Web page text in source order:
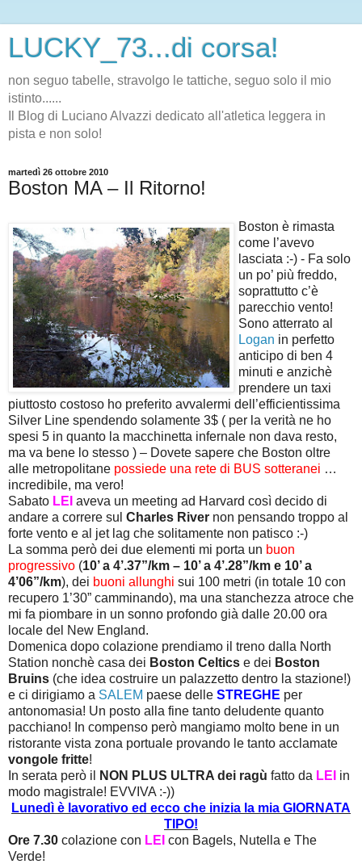
LUCKY_73...di corsa!
non seguo tabelle, stravolgo le tattiche, seguo solo il mio
istinto......
Il Blog di Luciano Alvazzi dedicato all'atletica leggera in
pista e non solo!
martedì 26 ottobre 2010
Boston MA – Il Ritorno!
Boston è rimasta
come l’avevo
lasciata :-) - Fa solo
un po’ più freddo,
soprattutto c’è
parecchio vento!
Sono atterrato al
Logan in perfetto
anticipo di ben 4
minuti e anzichè
prendere un taxi
piuttosto costoso ho preferito avvalermi dell’efficientissima
Silver Line spendendo solamente 3$ ( per la verità ne ho
spesi 5 in quanto la macchinetta infernale non dava resto,
ma va bene lo stesso ) – Dovete sapere che Boston oltre
alle metropolitane possiede una rete di BUS sotteranei …
incredibile, ma vero!
Sabato LEI aveva un meeting ad Harvard così decido di
andare a correre sul Charles River non pensando troppo al
forte vento e al jet lag che solitamente non patisco :-)
La somma però dei due elementi mi porta un buon
progressivo (10’ a 4’.37”/km – 10’ a 4’.28”/km e 10’ a
4’06”/km), dei buoni allunghi sui 100 metri (in totale 10 con
recupero 1’30” camminando), ma una stanchezza atroce che
mi fa piombare in un sonno profondo già dalle 20.00 ora
locale del New England.
Domenica dopo colazione prendiamo il treno dalla North
Station nonchè casa dei Boston Celtics e dei Boston
Bruins (che idea costruire un palazzetto dentro la stazione!)
e ci dirigiamo a SALEM paese delle STREGHE per
antonomasia! Un posto alla fine tanto deludente quanto
pacchiano! In compenso però mangiamo molto bene in un
ristorante vista zona portuale provando le tanto acclamate
vongole fritte!
In serata però il
NON PLUS ULTRA dei ragù fatto da LEI in
modo magistrale! EVVIVA :-))
Lunedì è lavorativo ed ecco che inizia la mia GIORNATA
TIPO!
Ore 7.30 colazione con LEI con Bagels, Nutella e The
Verde!